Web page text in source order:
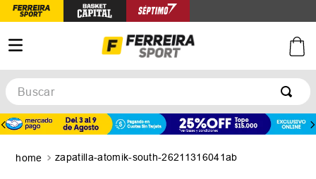
Buscar
zapatilla-atomik-south-26211316041ab
TÉRMINOS MÁS BUSCADOS
zapatillas